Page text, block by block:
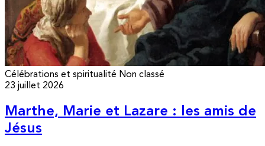
Célébrations et spiritualité Non classé
23 juillet 2026
Marthe, Marie et Lazare : les amis de
Jésus